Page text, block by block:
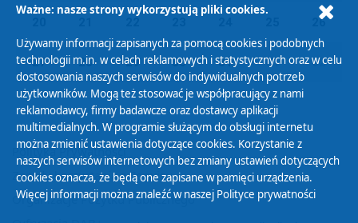
26
27 28 29 30 31 01 02
Polityka Prywatności
Zasady korzystania z Serwisu
Organizacje Pożytku Publicznego
Ważne: nasze strony wykorzystują pliki cookies.
Używamy informacji zapisanych za pomocą cookies i podobnych
technologii m.in. w celach reklamowych i statystycznych oraz w celu
dostosowania naszych serwisów do indywidualnych potrzeb
użytkowników. Mogą też stosować je współpracujący z nami
reklamodawcy, firmy badawcze oraz dostawcy aplikacji
multimedialnych. W programie służącym do obsługi internetu
można zmienić ustawienia dotyczące cookies. Korzystanie z
naszych serwisów internetowych bez zmiany ustawień dotyczących
cookies oznacza, że będą one zapisane w pamięci urządzenia.
Więcej informacji można znaleźć w naszej Polityce prywatności